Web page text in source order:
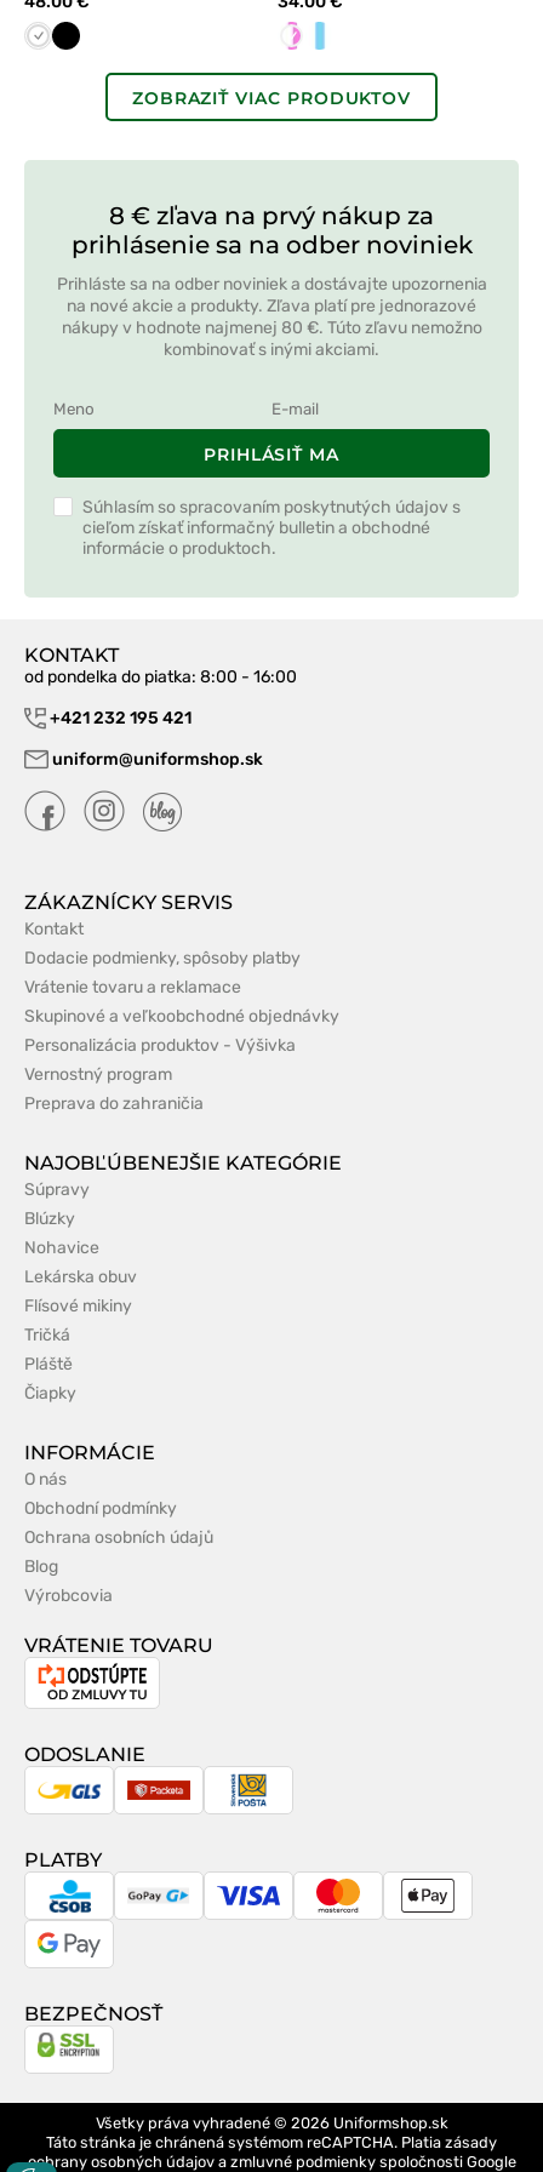
BielaČierna Biela/Ružová
ZOBRAZIŤ VIAC PRODUKTOV
8 € zľava na prvý nákup za
prihlásenie sa na odber noviniek
Prihláste sa na odber noviniek a dostávajte upozornenia
na nové akcie a produkty. Zľava platí pre jednorazové
nákupy v hodnote najmenej 80 €. Túto zľavu nemožno
kombinovať s inými akciami.
PRIHLÁSIŤ MA
Súhlasím so spracovaním poskytnutých údajov s
cieľom získať informačný bulletin a obchodné
informácie o produktoch.
KONTAKT
od pondelka do piatka: 8:00 - 16:00
+421 232 195 421
uniform@uniformshop.sk
ZÁKAZNÍCKY SERVIS
Kontakt
Dodacie podmienky, spôsoby platby
Vrátenie tovaru a reklamace
Skupinové a veľkoobchodné objednávky
Personalizácia produktov - Výšivka
Vernostný program
Preprava do zahraničia
NAJOBĽÚBENEJŠIE KATEGÓRIE
Súpravy
Blúzky
Nohavice
Lekárska obuv
Flísové mikiny
Tričká
Pláště
Čiapky
INFORMÁCIE
O nás
Obchodní podmínky
Ochrana osobních údajů
Blog
Výrobcovia
VRÁTENIE TOVARU
Odstúpenie
zmluvy
ODOSLANIE
GLS Packeta
Slovenská
PLATBY
CSOB GoPay Visa MasterCardApple
Google
BEZPEČNOSŤ
Všetky práva vyhradené © 2026 Uniformshop.sk
Táto stránka je chránená systémom reCAPTCHA. Platia zásady
ochrany osobných údajova zmluvné podmienkyspoločnosti Google